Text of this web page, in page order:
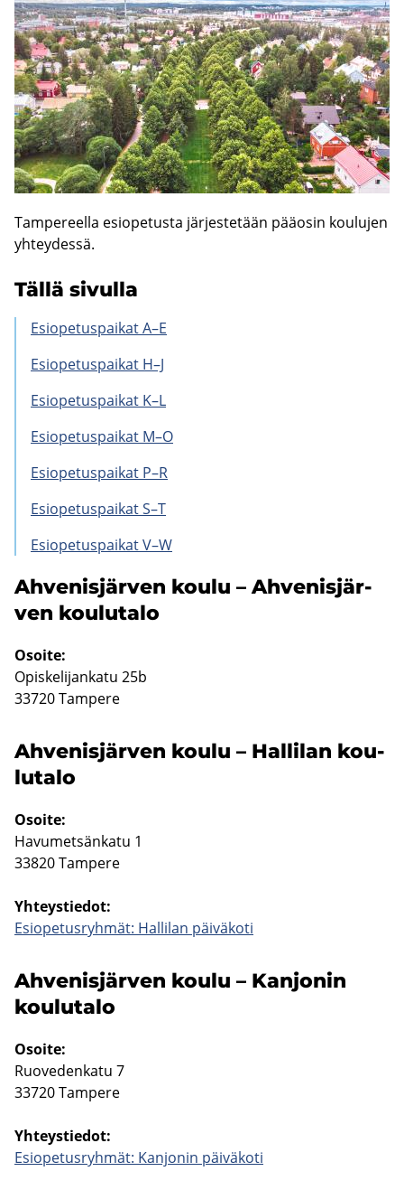
Tam­pe­reel­la esio­pe­tus­ta jär­jes­te­tään pää­osin kou­lu­jen
yh­tey­des­sä.
Tällä si­vul­la
Esio­pe­tus­pai­kat A–E
Esio­pe­tus­pai­kat H–J
Esio­pe­tus­pai­kat K–L
Esio­pe­tus­pai­kat M–O
Esio­pe­tus­pai­kat P–R
Esio­pe­tus­pai­kat S–T
Esio­pe­tus­pai­kat V–W
Ah­ve­nis­jär­ven koulu – Ah­ve­nis­jär­
ven kou­lu­ta­lo
Osoi­te:
Opis­ke­li­jan­ka­tu 25b
33720 Tam­pe­re
Ah­ve­nis­jär­ven koulu – Hal­li­lan kou­
lu­ta­lo
Osoi­te:
Ha­vu­met­sän­ka­tu 1
33820 Tam­pe­re
Yh­teys­tie­dot:
Esio­pe­tus­ryh­mät: Hal­li­lan päi­vä­ko­ti
Ah­ve­nis­jär­ven koulu – Kan­jo­nin
kou­lu­ta­lo
Osoi­te:
Ruo­ve­den­ka­tu 7
33720 Tam­pe­re
Yh­teys­tie­dot:
Esio­pe­tus­ryh­mät: Kan­jo­nin päi­vä­ko­ti